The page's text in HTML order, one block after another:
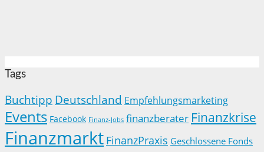
Tags
Buchtipp Deutschland Empfehlungsmarketing
Events Facebook Finanz-Jobs finanzberater Finanzkrise
Finanzmarkt FinanzPraxis Geschlossene Fonds